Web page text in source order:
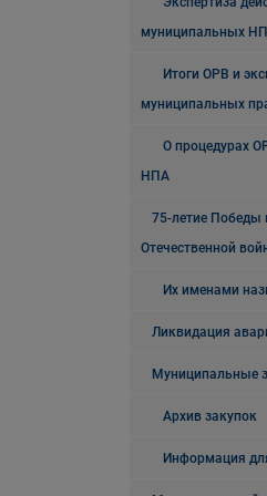
муниципальных
Итоги ОРВ и
муниципальных
О процедурах
НПА
75-летие Победы
Отечественной
Их именами
Ликвидация
Муниципальные
Архив закупок
Информация